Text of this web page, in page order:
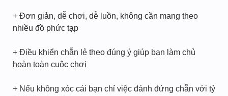
+ Đơn giản, dễ chơi, dễ luồn, không cần mang theo
nhiều đồ phức tạp
+ Điều khiển chẵn lẻ theo đúng ý giúp bạn làm chủ
hoàn toàn cuộc chơi
+ Nếu không xóc cái bạn chỉ việc đánh đứng chẵn với tỷ